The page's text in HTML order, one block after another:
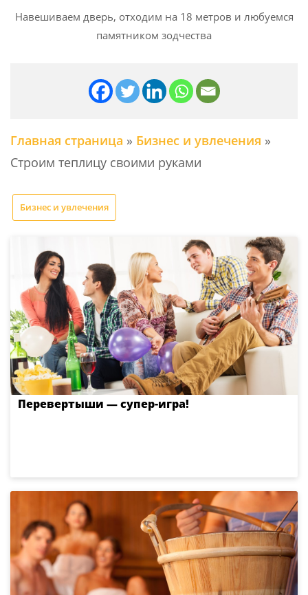
Навешиваем дверь, отходим на 18 метров и любуемся
памятником зодчества
Главная страница » Бизнес и увлечения »
Строим теплицу своими руками
Бизнес и увлечения
Перевертыши — супер-игра!